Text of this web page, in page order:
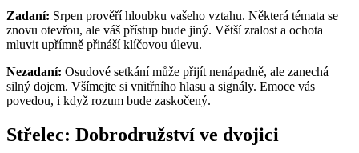
Zadaní: Srpen prověří hloubku vašeho vztahu. Některá témata se
znovu otevřou, ale váš přístup bude jiný. Větší zralost a ochota
mluvit upřímně přináší klíčovou úlevu.
Nezadaní: Osudové setkání může přijít nenápadně, ale zanechá
silný dojem. Všímejte si vnitřního hlasu a signály. Emoce vás
povedou, i když rozum bude zaskočený.
Střelec: Dobrodružství ve dvojici